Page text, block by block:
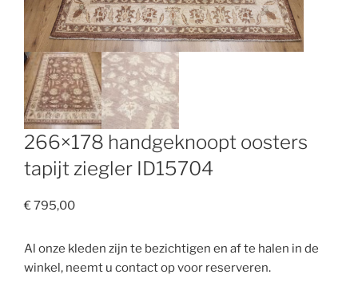
266×178 handgeknoopt oosters
tapijt ziegler ID15704
€795,00
Al onze kleden zijn te bezichtigen en af te halen in de
winkel, neemt u contact op voor reserveren.